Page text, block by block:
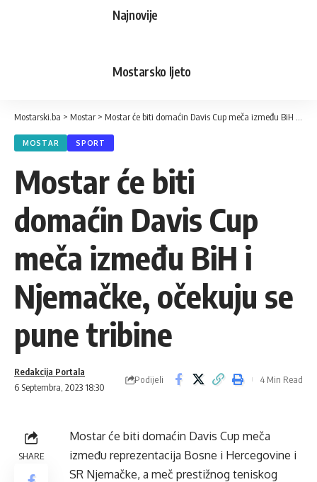
Najnovije
Mostarsko ljeto
Mostarski.ba > Mostar > Mostar će biti domaćin Davis Cup meča između BiH i Njemačke, očekuju se pune tribine
MOSTAR SPORT
Mostar će biti
domaćin Davis Cup
meča između BiH i
Njemačke, očekuju se
pune tribine
6 Septembra, 2023 18:30
Redakcija Portala
Podijeli 4 Min Read
SHARE
Mostar će biti domaćin Davis Cup meča
između reprezentacija Bosne i Hercegovine i
SR Njemačke, a meč prestižnog teniskog